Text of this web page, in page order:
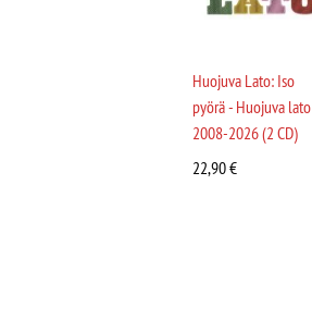
Huojuva Lato: Iso
pyörä - Huojuva lato
2008-2026 (2 CD)
22,90€